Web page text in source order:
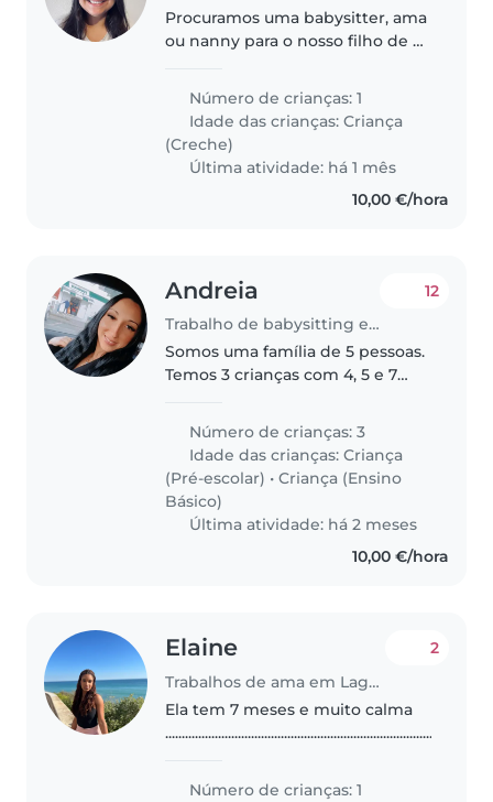
Procuramos uma babysitter, ama
ou nanny para o nosso filho de 4
fale português e que possa
cuidar dele em nossa casa...
Número de crianças: 1
Idade das crianças:Criança
(Creche)
Última atividade: há 1 mês
10,00 €/hora
Andreia
Trabalho de babysitting em Lagoa (Distrito de Faro)
12
Somos uma família de 5 pessoas.
Temos 3 crianças com 4, 5 e 7
precisamos de espaço e tempo
só para nós como casal e por isso
procuramos alguém que possa
ficar..
Número de crianças: 3
Idade das crianças:Criança
(Pré-escolar) •Criança (Ensino
Básico)
Última atividade: há 2 meses
10,00 €/hora
Elaine
Trabalhos de ama em Lagoa (Distrito de Faro)
2
Ela tem 7 meses e muito calma
......................................................................................
Número de crianças: 1